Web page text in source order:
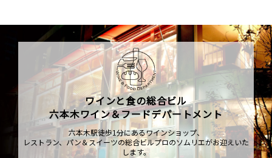
ワインと食の総合ビル
六本木ワイン＆フードデパートメント
六本木駅徒歩1分にあるワインショップ、
レストラン、パン＆スイーツの総合ビルプロのソムリエがお迎えいた
します。